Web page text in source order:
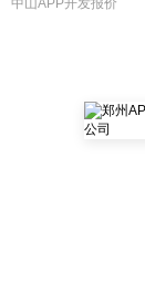
中山APP开发报价